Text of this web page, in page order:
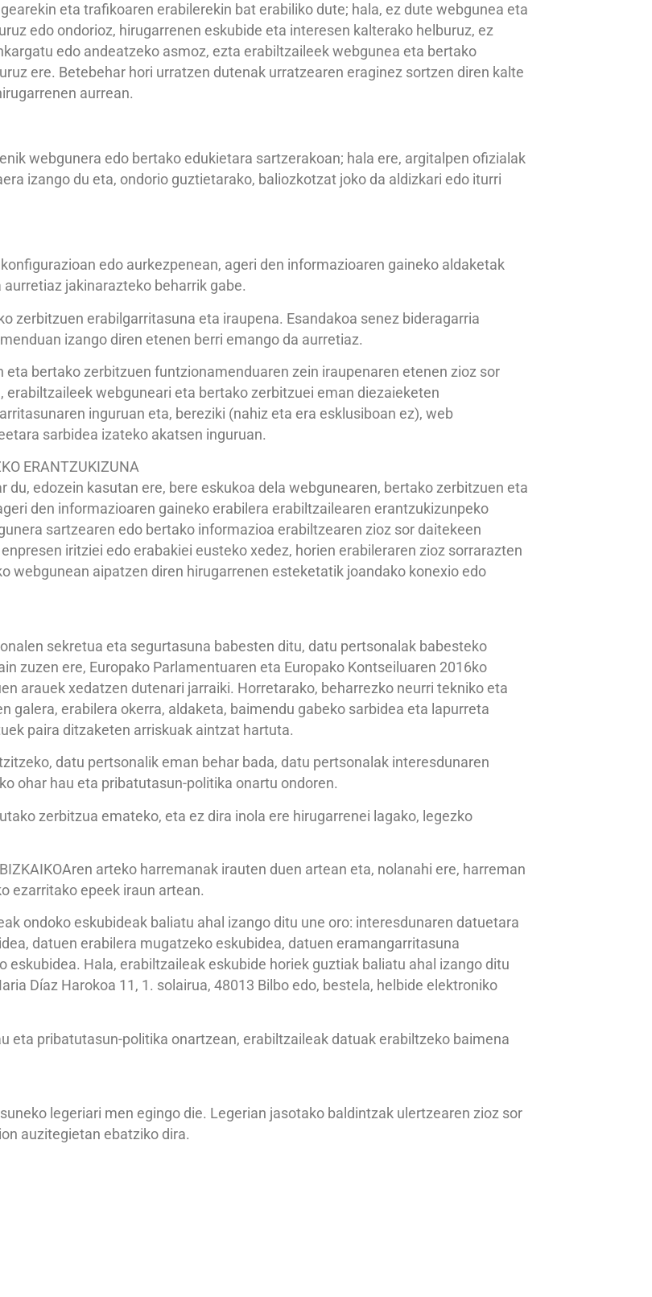
eta trafikoaren erabilerekin bat erabiliko dute; hala, ez dute webgunea eta
edo ondorioz, hirugarrenen eskubide eta interesen kalterako helburuz, ez
edo andeatzeko asmoz, ezta erabiltzaileek webgunea eta bertako
ere. Betebehar hori urratzen dutenak urratzearen eraginez sortzen diren kalte
aurrean.
webgunera edo bertako edukietara sartzerakoan; hala ere, argitalpen ofizialak
izango du eta, ondorio guztietarako, baliozkotzat joko da aldizkari edo iturri
edo aurkezpenean, ageri den informazioaren gaineko aldaketak
jakinarazteko beharrik gabe.
zerbitzuen erabilgarritasuna eta iraupena. Esandakoa senez bideragarria
izango diren etenen berri emango da aurretiaz.
eta bertako zerbitzuen funtzionamenduaren zein iraupenaren etenen zioz sor
webguneari eta bertako zerbitzuei eman diezaieketen
inguruan eta, bereziki (nahiz eta era esklusiboan ez), web
sarbidea izateko akatsen inguruan.
ERANTZUKIZUNA
edozein kasutan ere, bere eskukoa dela webgunearen, bertako zerbitzuen eta
den informazioaren gaineko erabilera erabiltzailearen erantzukizunpeko
sartzearen edo bertako informazioa erabiltzearen zioz sor daitekeen
iritziei edo erabakiei eusteko xedez, horien erabileraren zioz sorrarazten
webgunean aipatzen diren hirugarrenen esteketatik joandako konexio edo
sekretua eta segurtasuna babesten ditu, datu pertsonalak babesteko
zuzen ere, Europako Parlamentuaren eta Europako Kontseiluaren 2016ko
arauek xedatzen dutenari jarraiki. Horretarako, beharrezko neurri tekniko eta
galera, erabilera okerra, aldaketa, baimendu gabeko sarbidea eta lapurreta
paira ditzaketen arriskuak aintzat hartuta.
datu pertsonalik eman behar bada, datu pertsonalak interesdunaren
ohar hau eta pribatutasun-politika onartu ondoren.
zerbitzua emateko, eta ez dira inola ere hirugarrenei lagako, legezko
arteko harremanak irauten duen artean eta, nolanahi ere, harreman
ezarritako epeek iraun artean.
ondoko eskubideak baliatu ahal izango ditu une oro: interesdunaren datuetara
datuen erabilera mugatzeko eskubidea, datuen eramangarritasuna
Hala, erabiltzaileak eskubide horiek guztiak baliatu ahal izango ditu
Díaz Harokoa 11, 1. solairua, 48013 Bilbo edo, bestela, helbide elektroniko
eta pribatutasun-politika onartzean, erabiltzaileak datuak erabiltzeko baimena
legeriari men egingo die. Legerian jasotako baldintzak ulertzearen zioz sor
auzitegietan ebatziko dira.